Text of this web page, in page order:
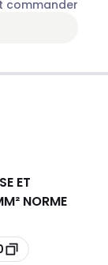
commander
ET
NORME